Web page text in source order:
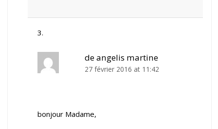
de angelis martine
27 février 2016 at 11:42
bonjour Madame,